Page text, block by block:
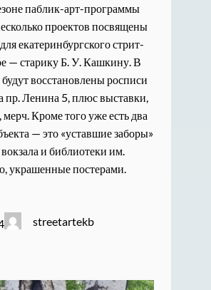
паблик-арт-программы
проектов посвящены
екатеринбургского стрит-
— старику Б. У. Кашкину. В
будут восстановлены росписи
пр. Ленина 5, плюс выставки,
мерч. Кроме того уже есть два
— это «уставшие заборы»
и библиотеки им.
украшенные постерами.
streetartekb